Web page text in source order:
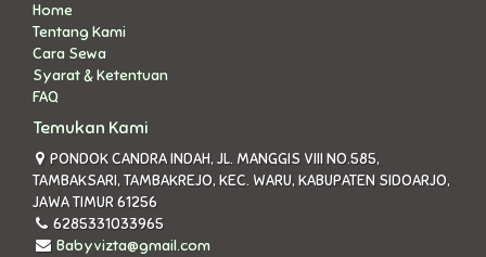
Home
Tentang Kami
Cara Sewa
Syarat & Ketentuan
FAQ
Temukan Kami
PONDOK CANDRA INDAH, JL. MANGGIS VIII NO.585,
TAMBAKSARI, TAMBAKREJO, KEC. WARU, KABUPATEN SIDOARJO,
JAWA TIMUR 61256
6285331033965
Babyvizta@gmail.com